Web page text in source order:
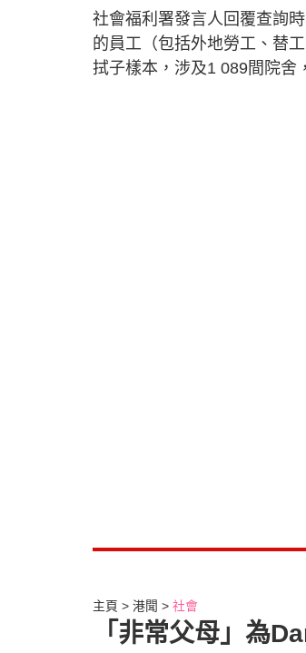
社會福利署發言人回覆查詢
的員工（包括外地勞工、替
拭子樣本，涉及1 089間院舍
主頁 港聞 社會
「非常父母」為